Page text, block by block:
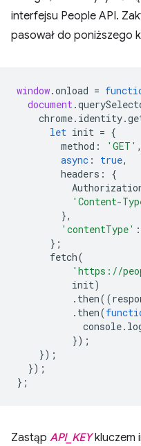
interfejsu People API.
pasował do poniższego
window.onload =
document.
chrome. identity.
let init = {
method : 'GET' ,
async : true,
headers :
{
'Content-
},
'contentType' :
};
fetch(
'https://
init)
. then((
. then(
console.
});
});
});
};
Zastąp API_KEYkluczem